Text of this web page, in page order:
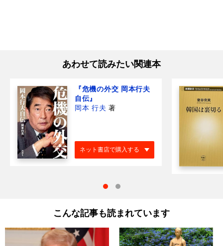
あわせて読みたい関連本
『危機の外交 岡本行夫
自伝』
岡本 行夫 著
ネット書店で購入する
こんな記事も読まれています